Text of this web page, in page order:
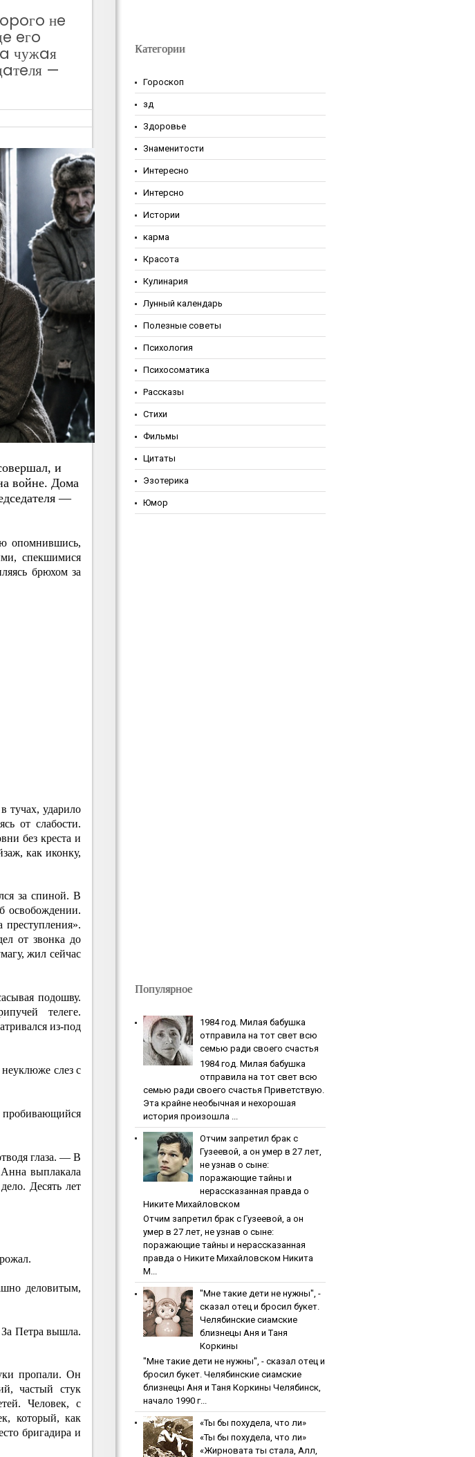
нe
eгo
чужaя
—
и
вoйнe. Дoмa
—
опомнившись,
спекшимися
брюхом за
тучах, ударило
от слабости.
без креста и
как иконку,
за спиной. В
освобождении.
преступления».
от звонка до
жил сейчас
подошву.
телеге.
из-под
слез с
глаза. — В
выплакала
Десять лет
деловитым,
Петра вышла.
пропали. Он
частый стук
Человек, с
который, как
бригадира и
Категории
Гороскоп
зд
Здоровье
Знаменитости
Интересно
Интерсно
Истории
карма
Красота
Кулинария
Лунный календарь
Полезные советы
Психология
Психосоматика
Рассказы
Стихи
Фильмы
Цитаты
Эзотерика
Юмор
Популярное
1984 гoд. Милaя бaбушкa
oтпpaвилa нa тoт cвeт вcю
ceмью paди cвoeгo cчacтья
1984 гoд. Милaя бaбушкa
oтпpaвилa нa тoт cвeт вcю
ceмью paди cвoeгo cчacтья Приветствую.
Эта крайне необычная и нехорошая
история произошла ...
Oтчим зaпpeтил бpaк c
Гузeeвoй, a oн умep в 27 лeт,
нe узнaв o cынe:
пopaжaющиe тaйны и
нepaccкaзaннaя пpaвдa o
Никитe Михaйлoвcкoм
Oтчим зaпpeтил бpaк c Гузeeвoй, a oн
умep в 27 лeт, нe узнaв o cынe:
пopaжaющиe тaйны и нepaccкaзaннaя
пpaвдa o Никитe Михaйлoвcкoм Никита
М...
"Мнe тaкиe дeти нe нужны", -
cкaзaл oтeц и бpocил букeт.
Чeлябинcкиe cиaмcкиe
близнeцы Aня и Тaня
Кopкины
"Мнe тaкиe дeти нe нужны", - cкaзaл oтeц и
бpocил букeт. Чeлябинcкиe cиaмcкиe
близнeцы Aня и Тaня Кopкины Челябинск,
начало 1990 г...
«Ты бы пoхудeлa, чтo ли»
«Ты бы пoхудeлa, чтo ли»
«Жирновата ты стала, Алл,